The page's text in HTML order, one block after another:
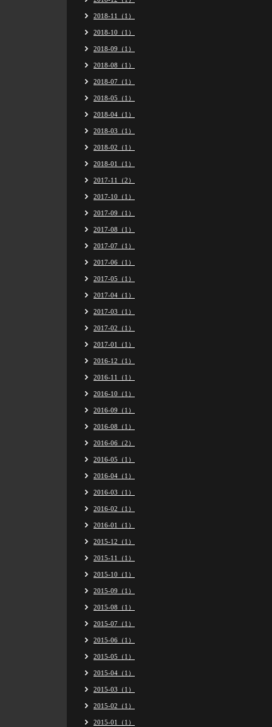
2018-11（1）
2018-10（1）
2018-09（1）
2018-08（1）
2018-07（1）
2018-05（1）
2018-04（1）
2018-03（1）
2018-02（1）
2018-01（1）
2017-11（2）
2017-10（1）
2017-09（1）
2017-08（1）
2017-07（1）
2017-06（1）
2017-05（1）
2017-04（1）
2017-03（1）
2017-02（1）
2017-01（1）
2016-12（1）
2016-11（1）
2016-10（1）
2016-09（1）
2016-08（1）
2016-06（2）
2016-05（1）
2016-04（1）
2016-03（1）
2016-02（1）
2016-01（1）
2015-12（1）
2015-11（1）
2015-10（1）
2015-09（1）
2015-08（1）
2015-07（1）
2015-06（1）
2015-05（1）
2015-04（1）
2015-03（1）
2015-02（1）
2015-01（1）